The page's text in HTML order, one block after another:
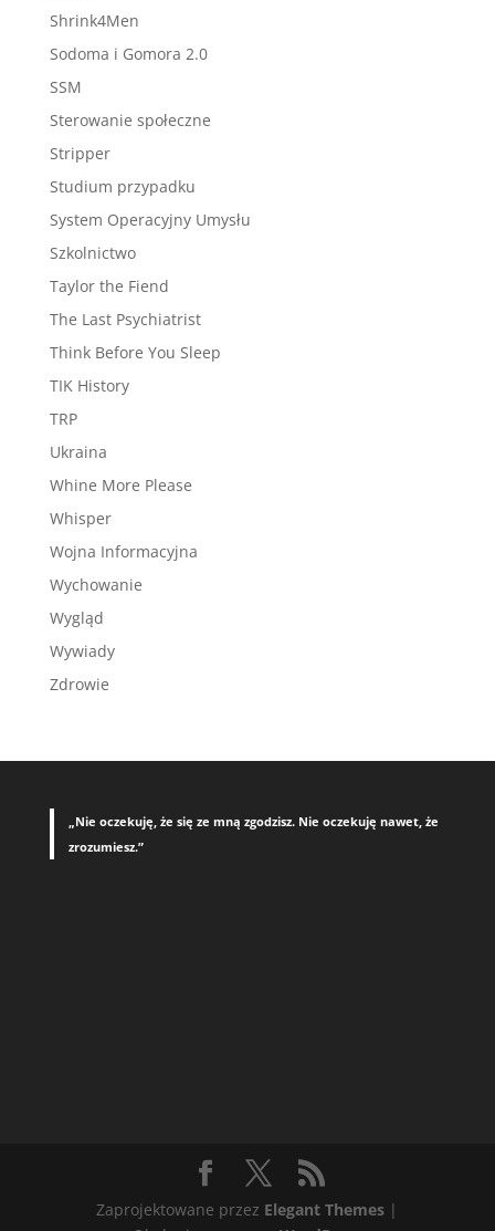
Shrink4Men
Sodoma i Gomora 2.0
SSM
Sterowanie społeczne
Stripper
Studium przypadku
System Operacyjny Umysłu
Szkolnictwo
Taylor the Fiend
The Last Psychiatrist
Think Before You Sleep
TIK History
TRP
Ukraina
Whine More Please
Whisper
Wojna Informacyjna
Wychowanie
Wygląd
Wywiady
Zdrowie
„Nie oczekuję, że się ze mną zgodzisz. Nie oczekuję nawet, że
zrozumiesz.”
Zaprojektowane przez Elegant Themes |